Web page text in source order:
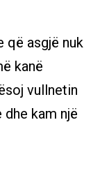
që asgjë nuk
kanë
vullnetin
kam një